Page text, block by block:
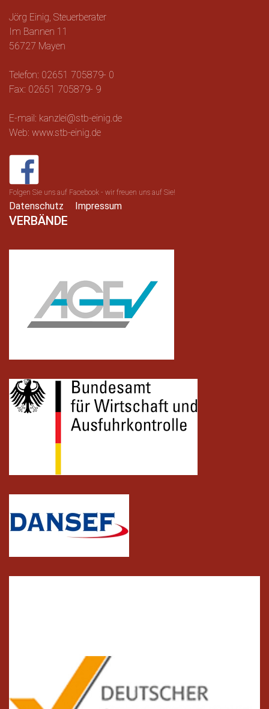
Jörg Einig, Steuerberater
Im Bannen 11
56727 Mayen
Telefon: 02651 705879- 0
Fax: 02651 705879- 9
E-mail: kanzlei@stb-einig.de
Web: www.stb-einig.de
Folgen Sie uns auf Facebook - wir freuen uns auf Sie!
Datenschutz Impressum
VERBÄNDE